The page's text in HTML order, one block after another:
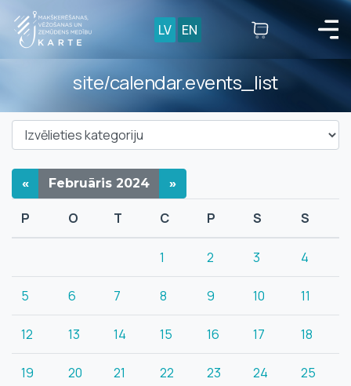
LV EN
site/calendar.events_list
« Februāris 2024 »
P O T C P S S
1 2 3 4
5 6 7 8 9 10 11
12 13 14 15 16 17 18
19 20 21 22 23 24 25